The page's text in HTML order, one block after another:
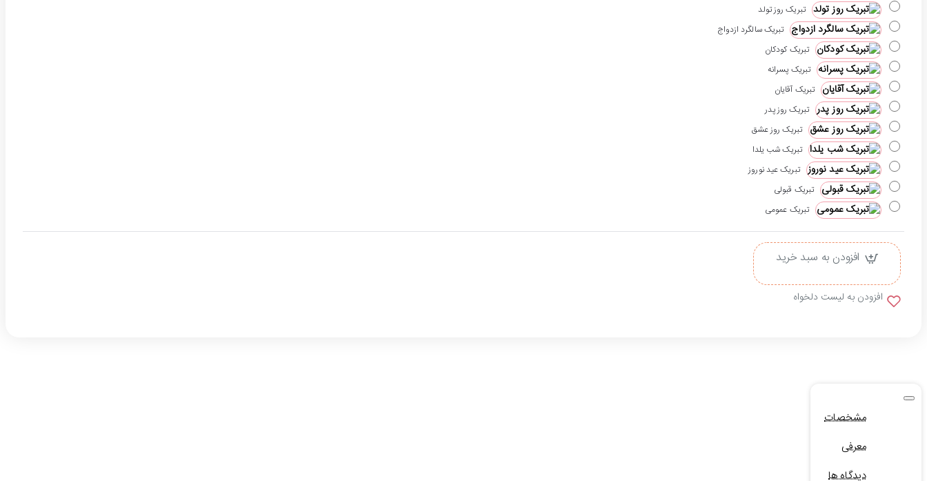
تبریک روز تولد
تبریک سالگرد ازدواج
تبریک کودکان
تبریک پسرانه
تبریک آقایان
تبریک روز پدر
تبریک روز عشق
تبریک شب یلدا
تبریک عید نوروز
تبریک قبولی
تبریک عمومی
افزودن به سبد خرید
افزودن به لیست دلخواه
مشخصات
معرفی
دیدگاه ها